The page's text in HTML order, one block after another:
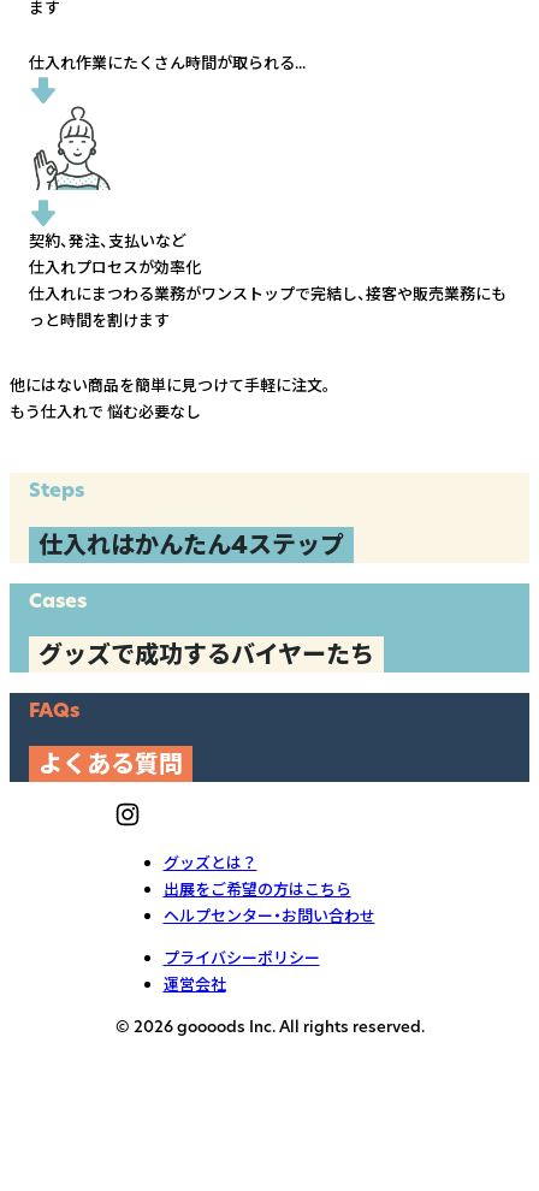
ます
仕入れ作業にたくさん時間が取られる...
契約、発注、支払いなど
仕入れプロセスが効率化
仕入れにまつわる業務がワンストップで完結し、接客や販売業務にも
っと時間を割けます
他にはない商品を簡単に見つけて手軽に注文。
もう仕入れで 悩む必要なし
Steps
仕入れはかんたん4ステップ
Cases
グッズで成功するバイヤーたち
FAQs
よくある質問
グッズとは？
出展をご希望の方はこちら
ヘルプセンター・お問い合わせ
プライバシーポリシー
運営会社
© 2026 goooods Inc. All rights reserved.